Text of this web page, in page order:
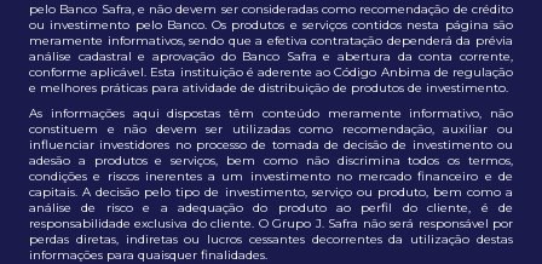
pelo Banco Safra, e não devem ser consideradas como recomendação de crédito
ou investimento pelo Banco. Os produtos e serviços contidos nesta página são
meramente informativos, sendo que a efetiva contratação dependerá da prévia
análise cadastral e aprovação do Banco Safra e abertura da conta corrente,
conforme aplicável. Esta instituição é aderente ao Código Anbima de regulação
e melhores práticas para atividade de distribuição de produtos de investimento.
As informações aqui dispostas têm conteúdo meramente informativo, não
constituem e não devem ser utilizadas como recomendação, auxiliar ou
influenciar investidores no processo de tomada de decisão de investimento ou
adesão a produtos e serviços, bem como não discrimina todos os termos,
condições e riscos inerentes a um investimento no mercado financeiro e de
capitais. A decisão pelo tipo de investimento, serviço ou produto, bem como a
análise de risco e a adequação do produto ao perfil do cliente, é de
responsabilidade exclusiva do cliente. O Grupo J. Safra não será responsável por
perdas diretas, indiretas ou lucros cessantes decorrentes da utilização destas
informações para quaisquer finalidades.